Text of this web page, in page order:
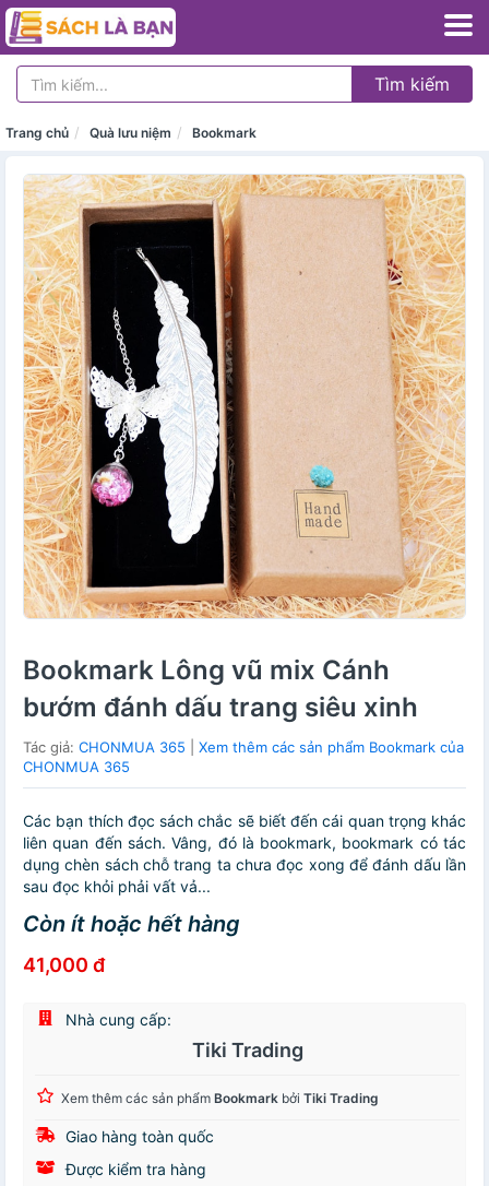
Tìm kiếm
Trang chủ Quà lưu niệm Bookmark
Bookmark Lông vũ mix Cánh
bướm đánh dấu trang siêu xinh
Tác giả: CHONMUA 365
Xem thêm các sản phẩm Bookmark của
CHONMUA 365
Các bạn thích đọc sách chắc sẽ biết đến cái quan trọng khác
liên quan đến sách. Vâng, đó là bookmark, bookmark có tác
dụng chèn sách chỗ trang ta chưa đọc xong để đánh dấu lần
sau đọc khỏi phải vất vả...
Còn ít hoặc hết hàng
41,000 đ
Nhà cung cấp:
Tiki Trading
Xem thêm các sản phẩm Bookmark bởi Tiki Trading
Giao hàng toàn quốc
Được kiểm tra hàng